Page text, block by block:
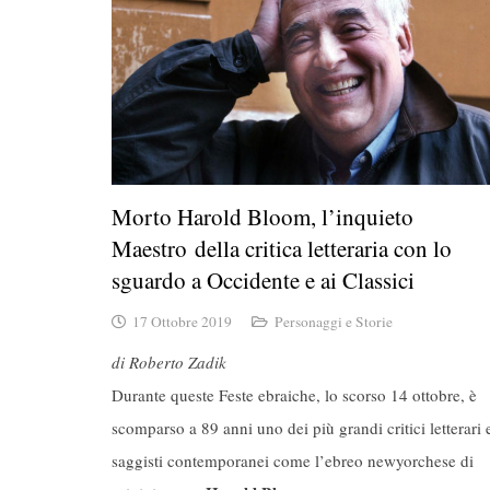
Morto Harold Bloom, l’inquieto
Maestro della critica letteraria con lo
sguardo a Occidente e ai Classici
17 Ottobre 2019 Personaggi e Storie
di Roberto Zadik
Durante queste Feste ebraiche, lo scorso 14 ottobre, è
scomparso a 89 anni uno dei più grandi critici letterari
saggisti contemporanei come l’ebreo newyorchese di